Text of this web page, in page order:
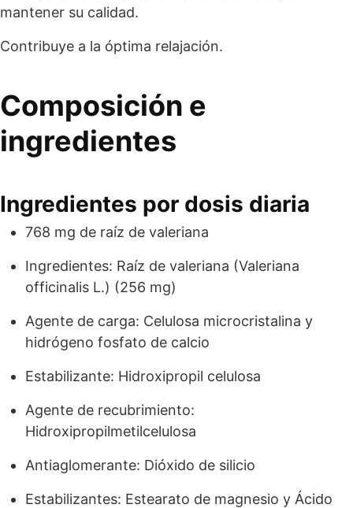
mantener su calidad.
Contribuye a la óptima relajación.
Composición e
ingredientes
Ingredientes por dosis diaria
768 mg de raíz de valeriana
Ingredientes: Raíz de valeriana (Valeriana
officinalis L.) (256 mg)
Agente de carga: Celulosa microcristalina y
hidrógeno fosfato de calcio
Estabilizante: Hidroxipropil celulosa
Agente de recubrimiento:
Hidroxipropilmetilcelulosa
Antiaglomerante: Dióxido de silicio
Estabilizantes: Estearato de magnesio y Ácido